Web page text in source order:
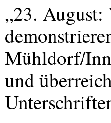
„23. August:
Mühldorf/
und